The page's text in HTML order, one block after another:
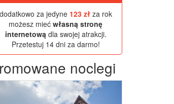
dodatkowo za jedyne 123 złza rok
możesz miećwłasną stronę
internetowądla swojej atrakcji.
Przetestuj 14 dni za darmo!
noclegi
Previous